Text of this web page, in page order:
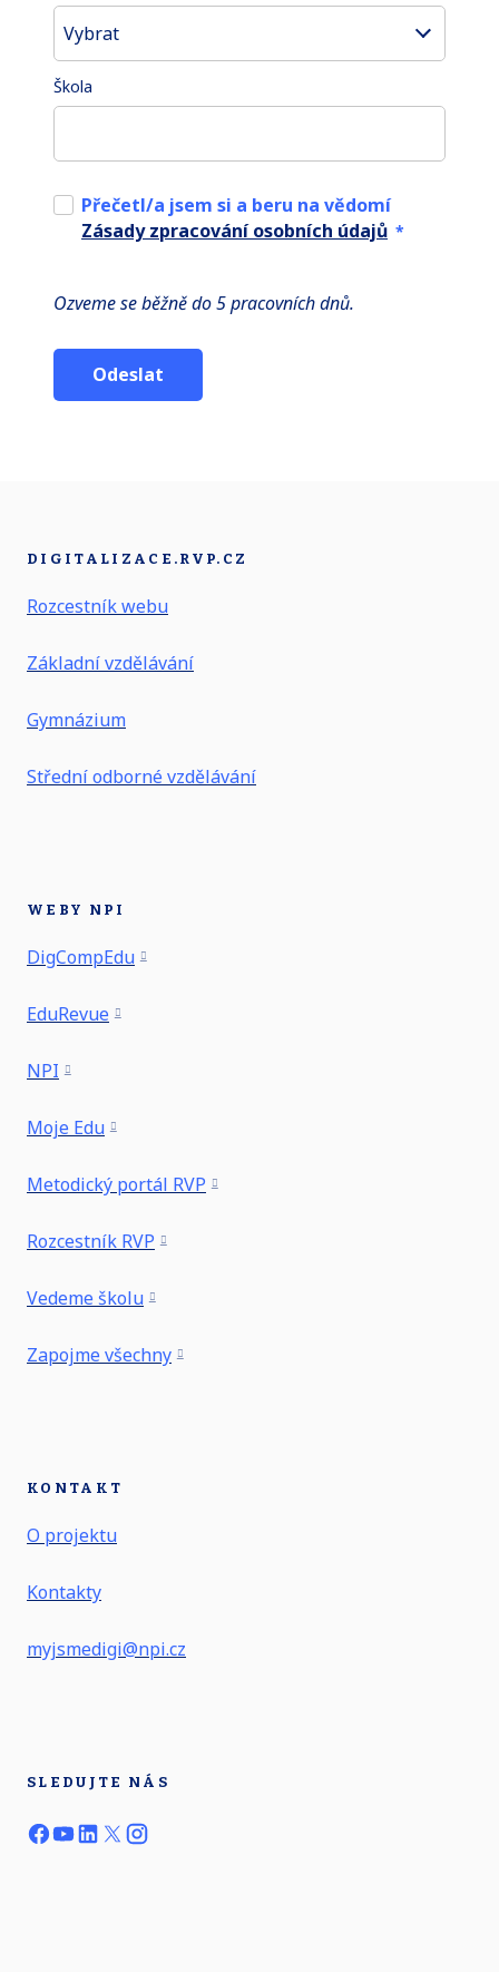
Vybrat
Škola
Přečetl/a jsem si a beru na vědomí
Zásady zpracování osobních údajů *
Ozveme se běžně do 5 pracovních dnů.
Odeslat
DIGITALIZACE.RVP.CZ
Rozcestník webu
Základní vzdělávání
Gymnázium
Střední odborné vzdělávání
WEBY NPI
DigCompEdu
EduRevue
NPI
Moje Edu
Metodický portál RVP
Rozcestník RVP
Vedeme školu
Zapojme všechny
KONTAKT
O projektu
Kontakty
myjsmedigi@npi.cz
SLEDUJTE NÁS